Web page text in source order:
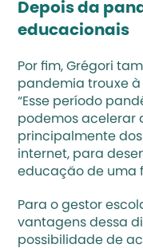
Depois da
educacionais
Por fim, Grégori
pandemia trouxe
“Esse período
podemos acelerar
principalmente
internet, para
educação de uma
Para o gestor
vantagens dessa
possibilidade de